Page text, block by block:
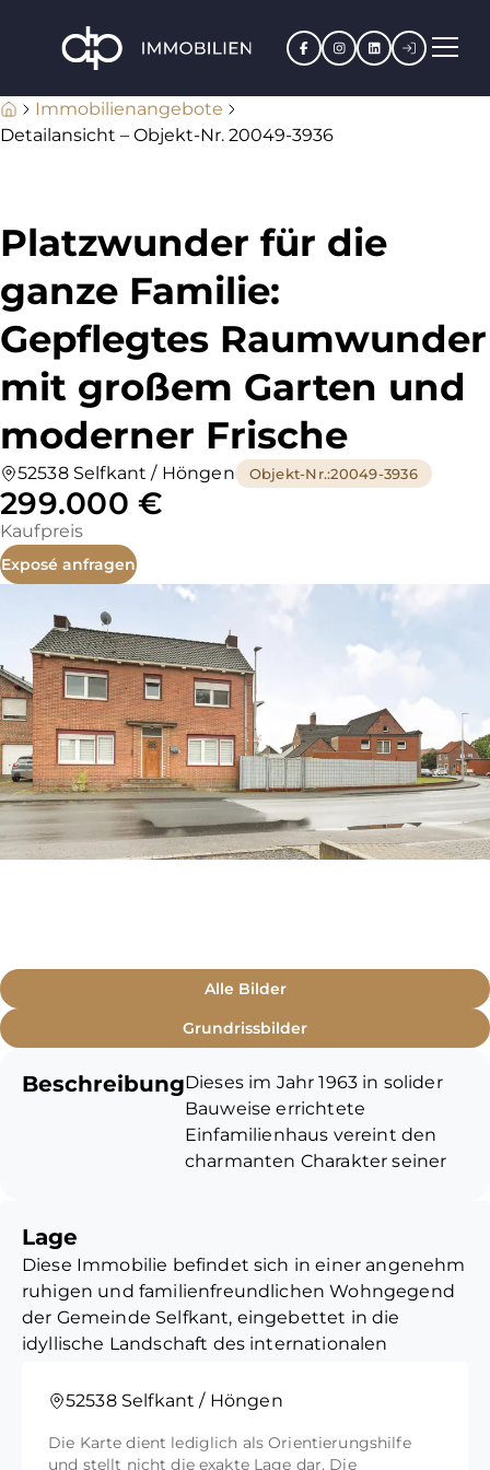
Facebook
Instagram
LinkedIn
Immobilienangebote
Detailansicht – Objekt-Nr. 20049-3936
Platzwunder für die
ganze Familie:
Gepflegtes Raumwunder
mit großem Garten und
moderner Frische
52538 Selfkant / Höngen Objekt-Nr.:20049-3936
299.000 €
Kaufpreis
Exposé anfragen
Alle Bilder
Grundrissbilder
BeschreibungDieses im Jahr 1963 in solider
Bauweise errichtete
Einfamilienhaus vereint den
charmanten Charakter seiner
großzügigen Wohnfläche von
ca. 129 m², die sich perfekt auf
zwei voll ausgebildete Etagen
und insgesamt 6 Zimmer
außergewöhnlich viel
eine Photovoltaikanlage zur
Lage
Diese Immobilie befindet sich in einer angenehm
ruhigen und familienfreundlichen Wohngegend
der Gemeinde Selfkant, eingebettet in die
idyllische Landschaft des internationalen
Nachbarschaft zeichnet sich durch eine
Umfeld aus, das viel Privatsphäre und eine hohe
52538 Selfkant / Höngen
Die Karte dient lediglich als Orientierungshilfe
und stellt nicht die exakte Lage dar. Die